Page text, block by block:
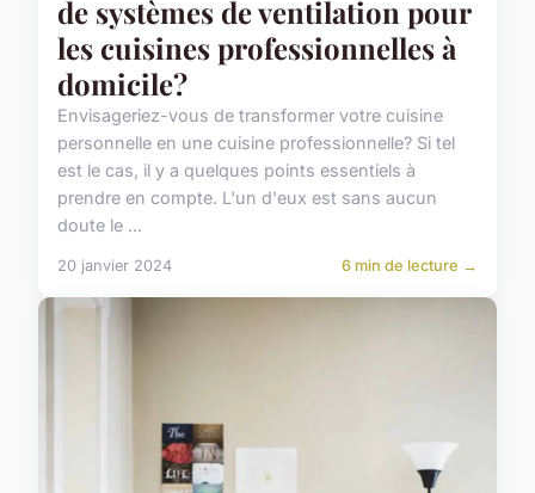
de systèmes de ventilation pour
les cuisines professionnelles à
domicile?
Envisageriez-vous de transformer votre cuisine
personnelle en une cuisine professionnelle? Si tel
est le cas, il y a quelques points essentiels à
prendre en compte. L'un d'eux est sans aucun
doute le ...
20 janvier 2024 6 min de lecture →